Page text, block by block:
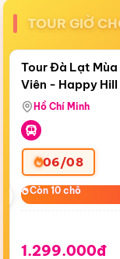
TOUR GIỜ
Còn19:51:24
Tour Đà Lạt Mùa
Viên - Happy
Hồ Chí Minh
06/08
Còn 10 chỗ
Còn 10 chỗ
1.299.000đ